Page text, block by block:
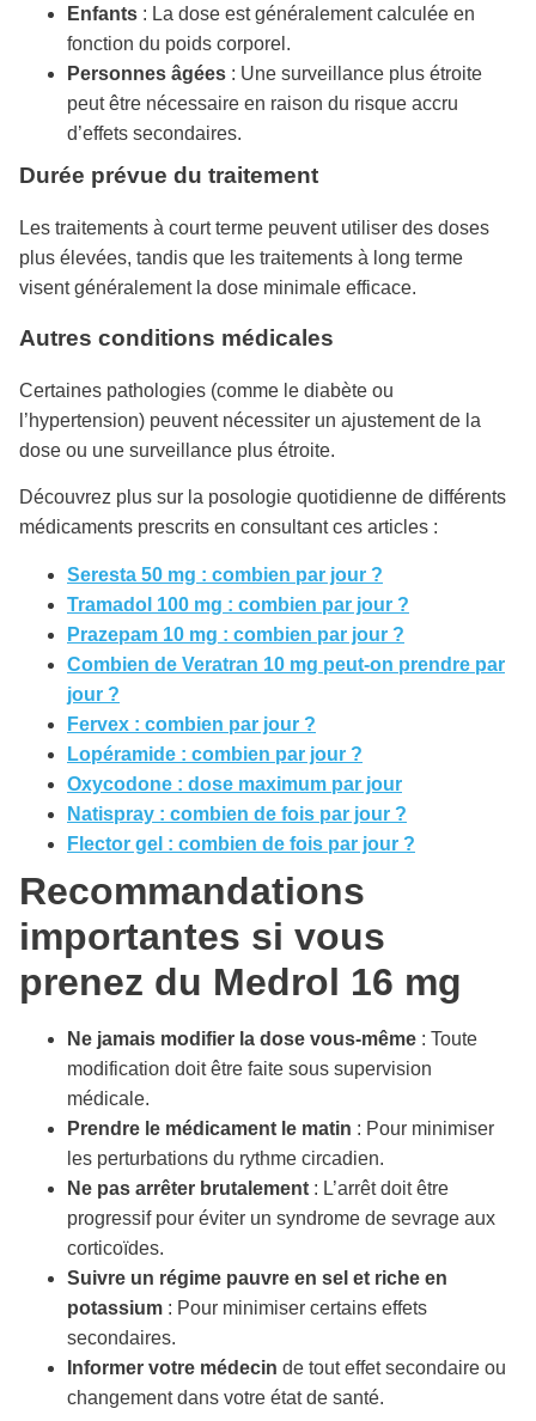
Enfants : La dose est généralement calculée en
fonction du poids corporel.
Personnes âgées : Une surveillance plus étroite
peut être nécessaire en raison du risque accru
d’effets secondaires.
Durée prévue du traitement
Les traitements à court terme peuvent utiliser des doses
plus élevées, tandis que les traitements à long terme
visent généralement la dose minimale efficace.
Autres conditions médicales
Certaines pathologies (comme le diabète ou
l’hypertension) peuvent nécessiter un ajustement de la
dose ou une surveillance plus étroite.
Découvrez plus sur la posologie quotidienne de différents
médicaments prescrits en consultant ces articles :
Seresta 50 mg : combien par jour ?
Tramadol 100 mg : combien par jour ?
Prazepam 10 mg : combien par jour ?
Combien de Veratran 10 mg peut-on prendre par
jour ?
Fervex : combien par jour ?
Lopéramide : combien par jour ?
Oxycodone : dose maximum par jour
Natispray : combien de fois par jour ?
Flector gel : combien de fois par jour ?
Recommandations
importantes si vous
prenez du Medrol 16 mg
Ne jamais modifier la dose vous-même : Toute
modification doit être faite sous supervision
médicale.
Prendre le médicament le matin : Pour minimiser
les perturbations du rythme circadien.
Ne pas arrêter brutalement : L’arrêt doit être
progressif pour éviter un syndrome de sevrage aux
corticoïdes.
Suivre un régime pauvre en sel et riche en
potassium : Pour minimiser certains effets
secondaires.
Informer votre médecin de tout effet secondaire ou
changement dans votre état de santé.